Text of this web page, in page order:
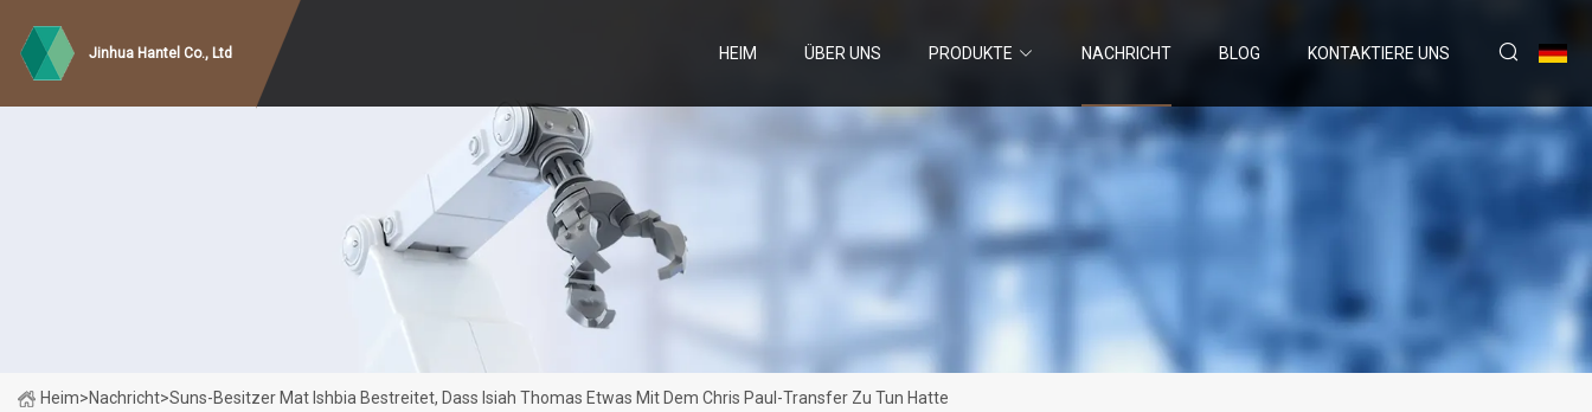
Jinhua Hantel Co., Ltd HEIM ÜBER UNS PRODUKTE NACHRICHT BLOG KONTAKTIERE UNS
Heim>Nachricht>Suns-Besitzer Mat Ishbia Bestreitet, Dass Isiah Thomas Etwas Mit Dem Chris Paul-Transfer Zu Tun Hatte